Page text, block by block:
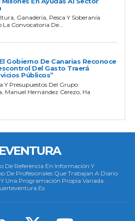
Ganadería, Pesca Y Soberanía
Convocatoria De...
Gobierno De Canarias Reconoce
Del Gasto Traerá
Públicos”
Y Presupuestos Del Grupo
Manuel Hernández Cerezo, Ha
De Referencia En Información Y
De Profesionales Que Trabajan A Diario
Una Programación Propia Variada.